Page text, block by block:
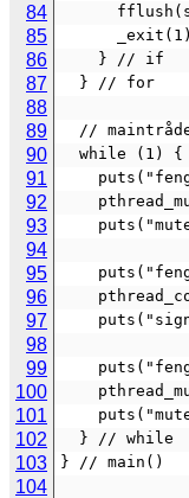
84
85
86
    } // if
87
  } // for
88
89
//
90
  while (1) {
91
92
93
94
95
96
97
98
99
100
101
102
  } // while
103 } // main()
104